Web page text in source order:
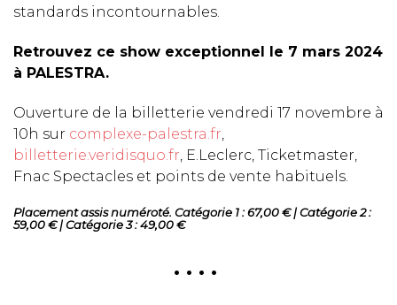
standards incontournables.
Retrouvez ce show exceptionnel le 7 mars 2024
à PALESTRA.
Ouverture de la billetterie vendredi 17 novembre à
10h sur complexe-palestra.fr
billetterie.veridisquo.fr , E.Leclerc, Ticketmaster,
Fnac Spectacles et points de vente habituels.
Placement assis numéroté. Catégorie 1 : 67,00 € | Catégorie 2 :
59,00 € | Catégorie 3 : 49,00 €
. . . .